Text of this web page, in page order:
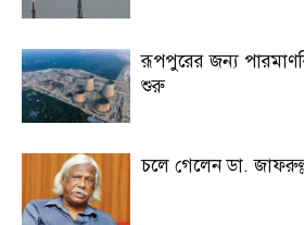
রূপপুরের জন্য
শুরু
চলে গেলেন ডা.